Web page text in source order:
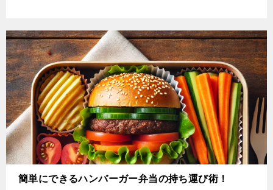
簡単にできるハンバーガー弁当の持ち運び術！